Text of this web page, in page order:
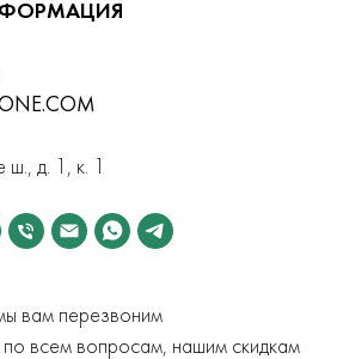
д. 1, к. 1
вам перезвоним
по всем вопросам, нашим скидкам